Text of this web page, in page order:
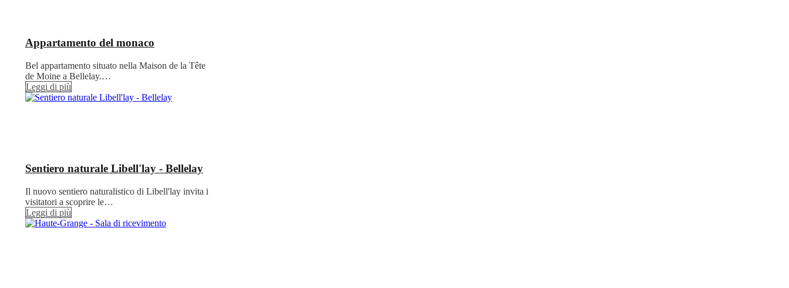
Appartamento del monaco
Bel appartamento situato nella Maison de la Tête
de Moine a Bellelay.…
Leggi di più
Sentiero naturale Libell'lay - Bellelay
Il nuovo sentiero naturalistico di Libell'lay invita i
visitatori a scoprire le…
Leggi di più